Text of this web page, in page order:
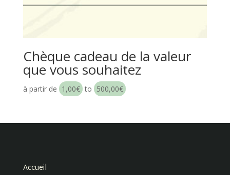
Chèque cadeau de la valeur
que vous souhaitez
à partir de 1,00€ to 500,00€
Accueil